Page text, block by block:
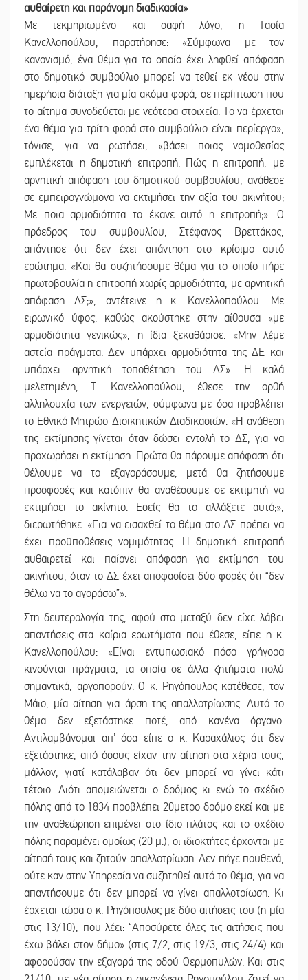
αυθαίρετη και παράνομη διαδικασία»
Με τεκμηριωμένο και σαφή λόγο, η Τασία
Κανελλοπούλου, παρατήρησε: «Σύμφωνα με τον
κανονισμό, ένα θέμα για το οποίο έχει ληφθεί απόφαση
στο δημοτικό συμβούλιο μπορεί να τεθεί εκ νέου στην
ημερήσια διάταξη για μία ακόμα φορά, σε περίπτωση που
το αίτημα συνοδεύεται με νεότερα στοιχεία. Το να έρχεται
ένα θέμα για τρίτη φορά στο συμβούλιο είναι περίεργο»,
τόνισε, για να ρωτήσει, «βάσει ποιας νομοθεσίας
εμπλέκεται η δημοτική επιτροπή. Πώς η επιτροπή, με
αρνητική απόφαση του δημοτικού συμβουλίου, ανάθεσε
σε εμπειρογνώμονα να εκτιμήσει την αξία του ακινήτου;
Με ποια αρμοδιότητα το έκανε αυτό η επιτροπή;». Ο
πρόεδρος του συμβουλίου, Στέφανος Βρεττάκος,
απάντησε ότι δεν έχει απάντηση στο κρίσιμο αυτό
ερώτημα. «Και θα συζητήσουμε θέμα για το οποίο πήρε
πρωτοβουλία η επιτροπή χωρίς αρμοδιότητα, με αρνητική
απόφαση ΔΣ;», αντέτεινε η κ. Κανελλοπούλου. Με
ειρωνικό ύφος, καθώς ακούστηκε στην αίθουσα «με
αρμοδιότητα γενικώς», η ίδια ξεκαθάρισε: «Μην λέμε
αστεία πράγματα. Δεν υπάρχει αρμοδιότητα της ΔΕ και
υπάρχει αρνητική τοποθέτηση του ΔΣ». Η καλά
μελετημένη, Τ. Κανελλοπούλου, έθεσε την ορθή
αλληλουχία των ενεργειών, σύμφωνα με όσα προβλέπει
το Εθνικό Μητρώο Διοικητικών Διαδικασιών: «Η ανάθεση
της εκτίμησης γίνεται όταν δώσει εντολή το ΔΣ, για να
προχωρήσει η εκτίμηση. Πρώτα θα πάρουμε απόφαση ότι
θέλουμε να το εξαγοράσουμε, μετά θα ζητήσουμε
προσφορές και κατόπιν θα αναθέσουμε σε εκτιμητή να
εκτιμήσει το ακίνητο. Εσείς θα το αλλάξετε αυτό;»,
διερωτήθηκε. «Για να εισαχθεί το θέμα στο ΔΣ πρέπει να
έχει προϋποθέσεις νομιμότητας. Η δημοτική επιτροπή
αυθαιρετεί και παίρνει απόφαση για εκτίμηση του
ακινήτου, όταν το ΔΣ έχει αποφασίσει δύο φορές ότι “δεν
θέλω να το αγοράσω”».
Στη δευτερολογία της, αφού στο μεταξύ δεν είχε λάβει
απαντήσεις στα καίρια ερωτήματα που έθεσε, είπε η κ.
Κανελλοπούλου: «Είναι εντυπωσιακό πόσο γρήγορα
κινούνται πράγματα, τα οποία σε άλλα ζητήματα πολύ
σημαντικά, αργοπορούν. Ο κ. Ρηγόπουλος κατέθεσε, τον
Μάιο, μία αίτηση για άρση της απαλλοτρίωσης. Αυτό το
θέμα δεν εξετάστηκε ποτέ, από κανένα όργανο.
Αντιλαμβάνομαι απ’ όσα είπε ο κ. Καραχάλιος ότι δεν
εξετάστηκε, από όσους είχαν την αίτηση στα χέρια τους,
μάλλον, γιατί κατάλαβαν ότι δεν μπορεί να γίνει κάτι
τέτοιο. Διότι απομειώνεται ο δρόμος κι ενώ το σχέδιο
πόλης από το 1834 προβλέπει 20μετρο δρόμο εκεί και με
την αναθεώρηση επιμένει στο ίδιο πλάτος και το σχέδιο
πόλης παραμένει ομοίως (20 μ.), οι ιδιοκτήτες έρχονται με
αίτησή τους και ζητούν απαλλοτρίωση. Δεν πήγε πουθενά,
ούτε καν στην Υπηρεσία να συζητηθεί αυτό το θέμα, για να
απαντήσουμε ότι δεν μπορεί να γίνει απαλλοτρίωση. Κι
έρχεται τώρα ο κ. Ρηγόπουλος με δύο αιτήσεις του (η μία
στις 13/10), που λέει: “Αποσύρετε όλες τις αιτήσεις που
έχω βάλει στον δήμο» (στις 7/2, στις 19/3, στις 24/4) και
αφορούσαν την εξαγορά της οδού Θερμοπυλών. Και στις